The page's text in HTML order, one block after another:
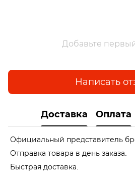
Добавьте
Написать
Доставка Оплата
Официальный представитель
Отправка товара в день заказа.
Быстрая доставка.